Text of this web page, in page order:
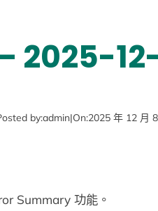
2025-
by:admin|On:2025 年 12 月
Summary 功能。